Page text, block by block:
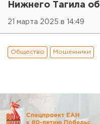
Нижнего Тагила
21 марта 2025 в 14:49
Общество Мошенники